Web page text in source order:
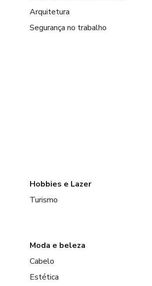
Arquitetura
Segurança no trabalho
Hobbies e Lazer
Turismo
Moda e beleza
Cabelo
Estética